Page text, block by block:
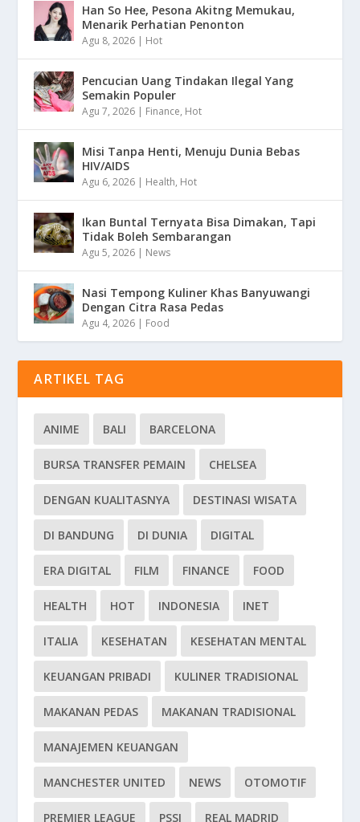
Han So Hee, Pesona Akitng Memukau,
Menarik Perhatian Penonton
Agu 8, 2026 | Hot
Pencucian Uang Tindakan Ilegal Yang
Semakin Populer
Agu 7, 2026 | Finance, Hot
Misi Tanpa Henti, Menuju Dunia Bebas
HIV/AIDS
Agu 6, 2026 | Health, Hot
Ikan Buntal Ternyata Bisa Dimakan, Tapi
Tidak Boleh Sembarangan
Agu 5, 2026 | News
Nasi Tempong Kuliner Khas Banyuwangi
Dengan Citra Rasa Pedas
Agu 4, 2026 | Food
ARTIKEL TAG
ANIME BALI BARCELONA
BURSA TRANSFER PEMAIN CHELSEA
DENGAN KUALITASNYA DESTINASI WISATA
DI BANDUNG DI DUNIA DIGITAL
ERA DIGITAL FILM FINANCE FOOD
HEALTH HOT INDONESIA INET
ITALIA KESEHATAN KESEHATAN MENTAL
KEUANGAN PRIBADI KULINER TRADISIONAL
MAKANAN PEDAS MAKANAN TRADISIONAL
MANAJEMEN KEUANGAN
MANCHESTER UNITED NEWS OTOMOTIF
PREMIER LEAGUE PSSI REAL MADRID